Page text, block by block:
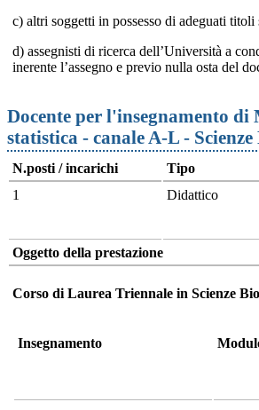
c) altri soggetti in possesso di adeguati
d) assegnisti di ricerca dell’Università a
inerente l’assegno e previo nulla osta del
Docente per l'insegnamento
statistica - canale A-L -
N.posti / incarichi Tipo
1
Didattico
Oggetto della prestazione
Corso di Laurea Triennale in Scienze
Insegnamento